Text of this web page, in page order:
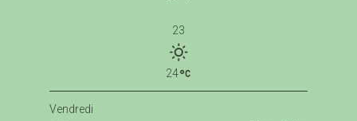
23
24
Vendredi